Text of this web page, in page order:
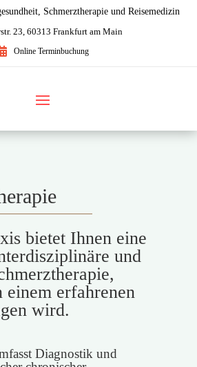
Schmerztherapie und Reisemedizin
23, 60313 Frankfurt am Main
Online Terminbuchung
bietet Ihnen eine
und
einem erfahrenen
wird.
Diagnostik und